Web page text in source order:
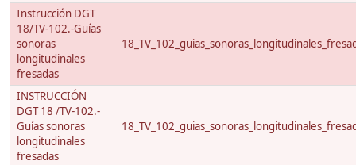
Instrucción DGT
18/TV-102.-Guías
sonoras
longitudinales
fresadas
INSTRUCCIÓN
DGT 18 /TV-102.-
Guías sonoras
longitudinales
fresadas